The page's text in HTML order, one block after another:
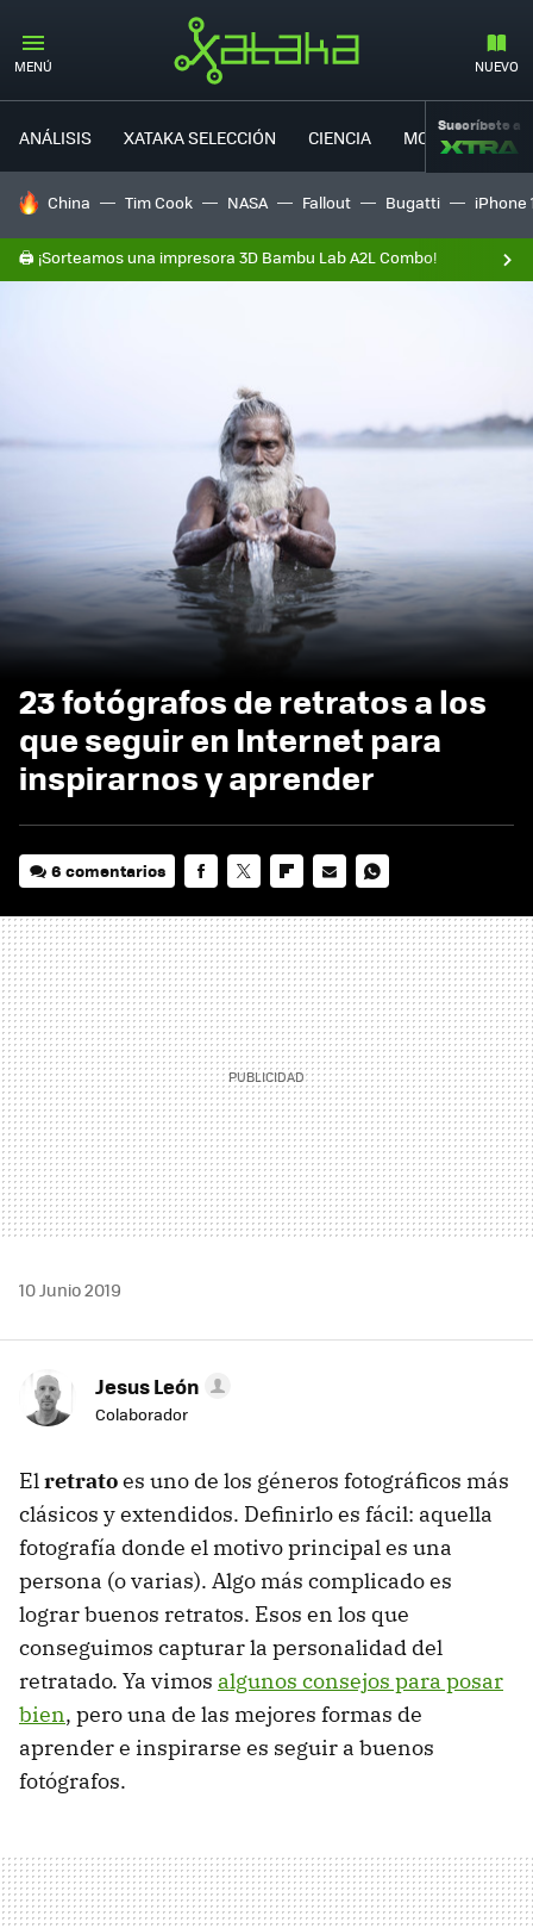
MENÚ NUEVO
ANÁLISIS XATAKA SELECCIÓN CIENCIA MOVILIDAD
Suscríbete a
HOY SE HABLA DE
China Tim Cook NASA Fallout Bugatti iPhone
🖨️ ¡Sorteamos una impresora 3D Bambu Lab A2L Combo!
23 fotógrafos de retratos a los
que seguir en Internet para
inspirarnos y aprender
6 comentarios
MAIL
10 Junio 2019
Jesus León
Colaborador
El retratoes uno de los géneros fotográficos más
clásicos y extendidos. Definirlo es fácil: aquella
fotografía donde el motivo principal es una
persona (o varias). Algo más complicado es
lograr buenos retratos. Esos en los que
conseguimos capturar la personalidad del
retratado. Ya vimos algunos consejos para posar
bien, pero una de las mejores formas de
aprender e inspirarse es seguir a buenos
fotógrafos.